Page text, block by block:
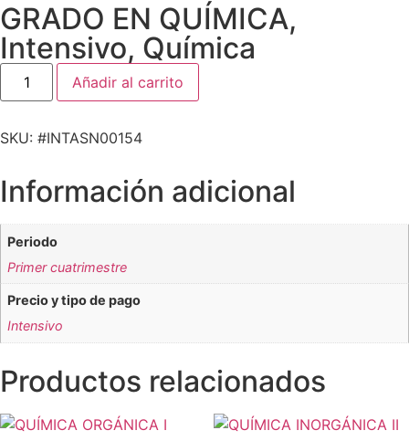
GRADO EN QUÍMICA,
Intensivo, Química
Añadir al carrito
SKU: #INTASN00154
Información adicional
Periodo
Primer cuatrimestre
Precio y tipo de pago
Intensivo
Productos relacionados